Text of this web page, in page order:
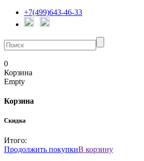
+7(499)643-46-33
0
Корзина
Empty
Корзина
Скидка
Итого:
Продолжить покупкиВ корзину